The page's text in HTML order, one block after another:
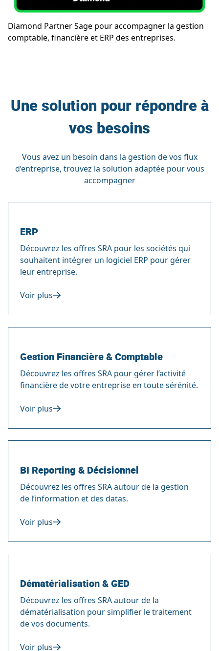
Diamond Partner Sage pour accompagner la gestion
comptable, financière et ERP des entreprises.
Une solution pour répondre à
vos besoins
Vous avez un besoin dans la gestion de vos flux
d’entreprise, trouvez la solution adaptée pour vous
accompagner
ERP
Découvrez les offres SRA pour les sociétés qui
souhaitent intégrer un logiciel ERP pour gérer
leur entreprise.
Voir plus
Gestion Financière & Comptable
Découvrez les offres SRA pour gérer l’activité
financière de votre entreprise en toute sérénité.
Voir plus
BI Reporting & Décisionnel
Découvrez les offres SRA autour de la gestion
de l’information et des datas.
Voir plus
Dématérialisation & GED
Découvrez les offres SRA autour de la
dématérialisation pour simplifier le traitement
de vos documents.
Voir plus